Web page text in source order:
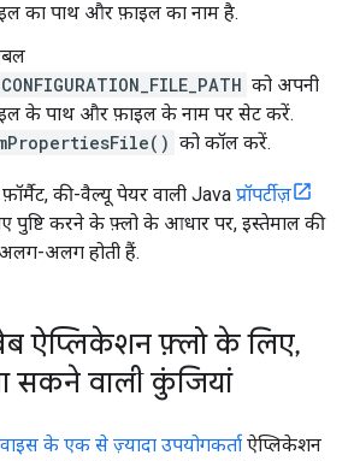
का पाथ और फ़ाइल का नाम है.
को अपनी
के पाथ और फ़ाइल के नाम पर सेट करें.
को कॉल करें.
की-वैल्यू पेयर वाली Java प्रॉपर्टीज़
पुष्टि करने के फ़्लो के आधार पर, इस्तेमाल की
अलग होती हैं.
ऐप्लिकेशन फ़्लो के लिए,
सकने वाली कुंजियां
के एक से ज़्यादा उपयोगकर्ता ऐप्लिकेशन